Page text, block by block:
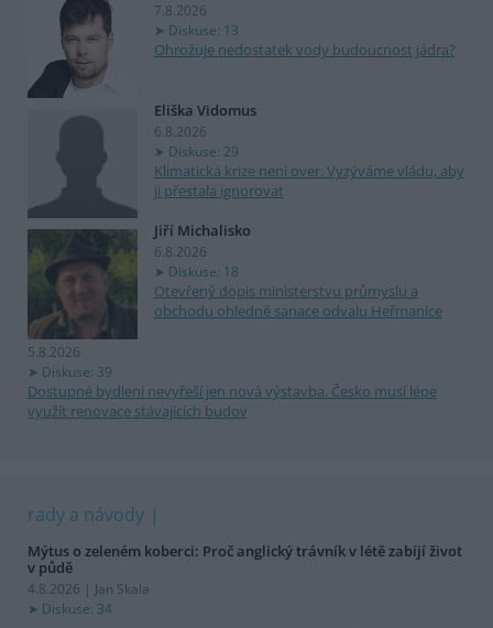
7.8.2026
Diskuse: 13
Ohrožuje nedostatek vody budoucnost jádra?
Eliška Vidomus
6.8.2026
Diskuse: 29
Klimatická krize není over. Vyzýváme vládu, aby
ji přestala ignorovat
Jiří Michalisko
6.8.2026
Diskuse: 18
Otevřený dopis ministerstvu průmyslu a
obchodu ohledně sanace odvalu Heřmanice
5.8.2026
Diskuse: 39
Dostupné bydlení nevyřeší jen nová výstavba. Česko musí lépe
využít renovace stávajících budov
rady a návody
Mýtus o zeleném koberci: Proč anglický trávník v létě zabíjí život
v půdě
4.8.2026 | Jan Skala
Diskuse: 34